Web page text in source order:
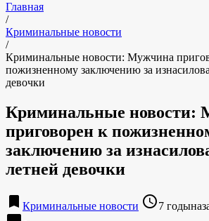
Главная
/
Криминальные новости
/
Криминальные новости: Мужчина
пожизненному заключению за
девочки
Криминальные новости:
приговорен к
заключению за
летней девочки
bookmark Криминальные новости access_time7